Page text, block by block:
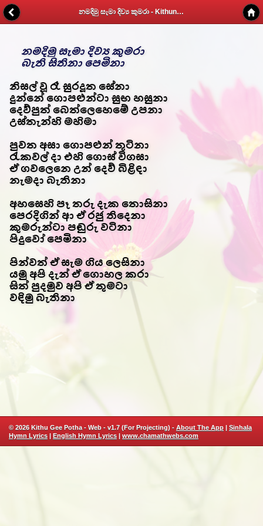
නමදිමු සැමා දිව්‍ය කුමරා - Kithunu Gee Potha - Web v1.7
නමදිමු සැමා දිව්‍ය කුමරා
බැති සිතිනා පෙමිනා
නිසල් වූ රෑ සුරදූත සේනා
දුන්නේ ගොපළුන්ටා සුභ හසුනා
දෙව්පුත් බෙත්ලෙහෙමේ උපනා
උස්තැන්හි මහිමා
පුවත අසා ගොපළුන් තුටිනා
රැකවල් දා එහි ගොස් විගසා
ඒ ගවලෙනෙ උන් දෙව් බිළිඳා
නැමදා බැතිනා
අහසෙහි පෑ තරු දැක තොසිනා
පෙරදිගින් ආ ඒ රජු තිදෙනා
කුමරුන්ටා පඬුරු වටිනා
පිදුවෝ පෙමිනා
පින්වත් ඒ සැම ගිය ලෙසිනා
යමු අපි දැන් ඒ ගොහල කරා
සිත් පුදමුව අපි ඒ තුමටා
වඳිමු බැතිනා
© 2026 Kithu Gee Potha - Web - v1.7 (For Projecting) - About The App | Sinhala
Hymn Lyrics | English Hymn Lyrics | www.chamathwebs.com